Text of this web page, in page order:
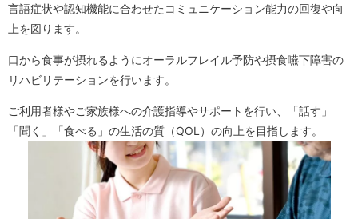
言語症状や認知機能に合わせたコミュニケーション能力の回復や向
上を図ります。
口から食事が摂れるようにオーラルフレイル予防や摂食嚥下障害の
リハビリテーションを行います。
ご利用者様やご家族様への介護指導やサポートを行い、「話す」
「聞く」「食べる」の生活の質（QOL）の向上を目指します。